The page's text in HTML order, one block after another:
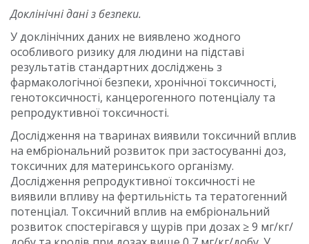
Доклінічні дані з безпеки.
У доклінічних даних не виявлено жодного
особливого ризику для людини на підставі
результатів стандартних досліджень з
фармакологічної безпеки, хронічної токсичності,
генотоксичності, канцерогенного потенціалу та
репродуктивної токсичності.
Дoслідження на тваринах виявили токсичний вплив
на ембріональний розвиток при застосуванні доз,
токсичних для материнського організму.
Дослідження репродуктивної токсичності не
виявили впливу на фертильність та тератогенний
потенціал. Токсичний вплив на ембріональний
розвиток спостерігався у щурів при дозах ≥ 9 мг/кг/